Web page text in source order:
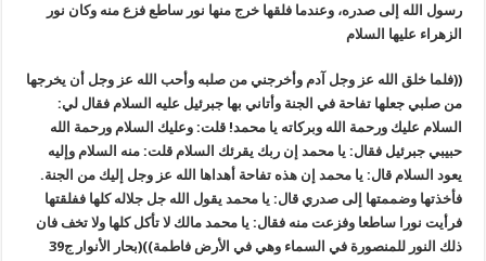
رسول الله إلى صدره، وعندما فلقها خرج منها نور ساطع فزع منه وكان نور
الزهراء عليها السلام
((فلما خلق الله عز وجل آدم وأخرجني من صلبه وأحب الله عز وجل أن يخرجها
من صلبي جعلها تفاحة في الجنة وأتاني بها جبرئيل عليه السلام فقال لي:
السلام عليك ورحمة الله وبركاته يا محمد! قلت: وعليك السلام ورحمة الله
حبيبي جبرئيل فقال: يا محمد إن ربك يقرئك السلام قلت: منه السلام وإليه
يعود السلام قال: يا محمد إن هذه تفاحة أهداها الله عز وجل إليك من الجنة.
فأخذتها وضممتها إلى صدري قال: يا محمد يقول الله جل جلاله كلها ففلقتها
فرأيت نورا ساطعا وفزعت منه فقال: يا محمد مالك لا تأكل كلها ولا تخف فان
ذلك النور للمنصورة في السماء وهي في الأرض فاطمة))(بحار الأنوار ج39